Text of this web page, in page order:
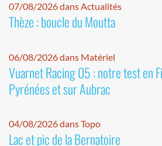
07/08/2026 dans Actualités
Thèze : boucle du Moutta
06/08/2026 dans Matériel
Vuarnet Racing 05 : notre test en
Pyrénées et sur Aubrac
04/08/2026 dans Topo
Lac et pic de la Bernatoire